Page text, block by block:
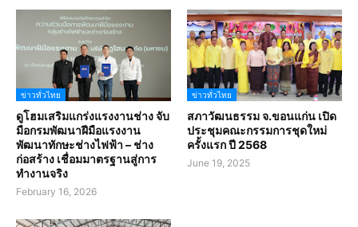
ข่าวทั่วไทย
ดูโฮมเสริมแกร่งแรงงานช่าง จับ
มือกรมพัฒนาฝีมือแรงงาน
พัฒนาทักษะช่างไฟฟ้า – ช่าง
ก่อสร้าง เชื่อมมาตรฐานสู่การ
ทำงานจริง
February 16, 2026
ข่าวทั่วไทย
สภาวัฒนธรรม จ.ขอนแก่น เปิด
ประชุมคณะกรรมการชุดใหม่
ครั้งแรก ปี 2568
June 19, 2025